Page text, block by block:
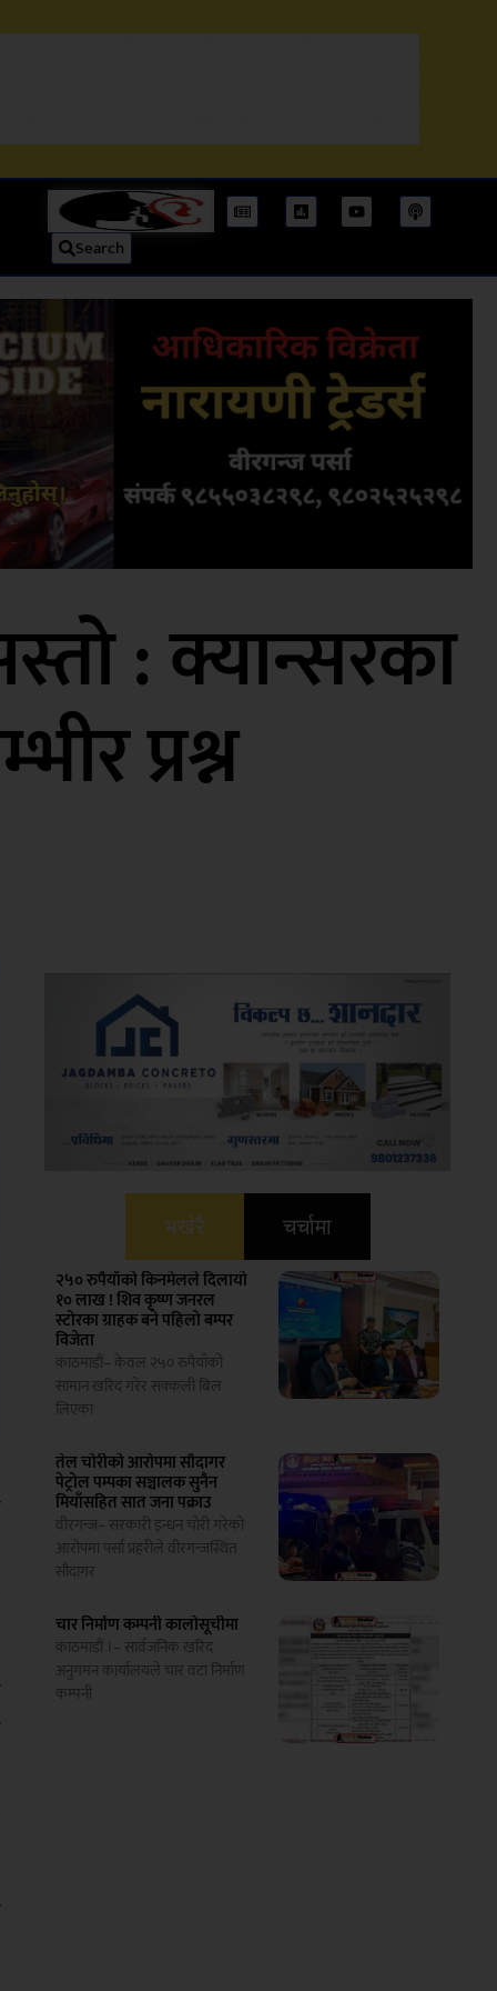
Search
: क्यान्सरका
प्रश्न
भर्खरै चर्चामा
२५० रुपैयाँको किनमेलले दिलायो
१० लाख ! शिव कृष्ण जनरल
स्टोरका ग्राहक बने पहिलो बम्पर
विजेता
काठमाडौं– केवल २५० रुपैयाँको
सामान खरिद गरेर सक्कली बिल
लिएका
तेल चोरीको आरोपमा सौदागर
पेट्रोल पम्पका सञ्चालक सुनैन
मियाँसहित सात जना पक्राउ
वीरगन्ज– सरकारी इन्धन चोरी गरेको
आरोपमा पर्सा प्रहरीले वीरगन्जस्थित
सौदागर
चार निर्माण कम्पनी कालोसूचीमा
काठमाडौं ।– सार्वजनिक खरिद
अनुगमन कार्यालयले चार वटा निर्माण
कम्पनी